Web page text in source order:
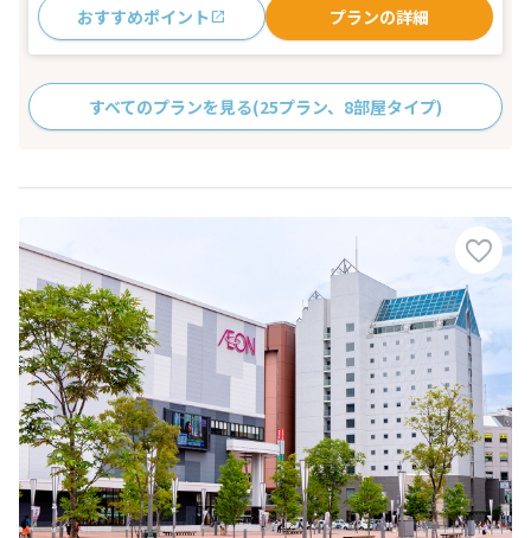
おすすめポイント プランの詳細
すべてのプランを見る(25プラン、8部屋タイプ)